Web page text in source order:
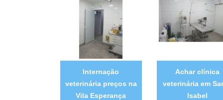
Internação
veterinária preços na
Vila Esperança
Achar clínica
veterinária em
Isabel